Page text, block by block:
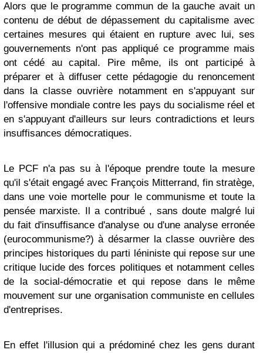
Alors que le programme commun de la gauche avait un
contenu de début de dépassement du capitalisme avec
certaines mesures qui étaient en rupture avec lui, ses
gouvernements n'ont pas appliqué ce programme mais
ont cédé au capital. Pire même, ils ont participé à
préparer et à diffuser cette pédagogie du renoncement
dans la classe ouvrière notamment en s'appuyant sur
l'offensive mondiale contre les pays du socialisme réel et
en s'appuyant d'ailleurs sur leurs contradictions et leurs
insuffisances démocratiques.
Le PCF n'a pas su à l'époque prendre toute la mesure
qu'il s'était engagé avec François Mitterrand, fin stratège,
dans une voie mortelle pour le communisme et toute la
pensée marxiste. Il a contribué , sans doute malgré lui
du fait d'insuffisance d'analyse ou d'une analyse erronée
(eurocommunisme?) à désarmer la classe ouvrière des
principes historiques du parti léniniste qui repose sur une
critique lucide des forces politiques et notamment celles
de la social-démocratie et qui repose dans le même
mouvement sur une organisation communiste en cellules
d'entreprises.
En effet l'illusion qui a prédominé chez les gens durant